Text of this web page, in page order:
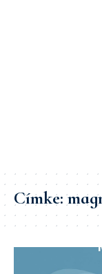
Címke: